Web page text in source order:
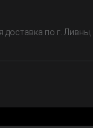
доставка по г.